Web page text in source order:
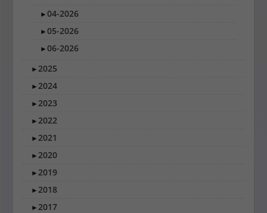
►04-2026
►05-2026
►06-2026
►2025
►2024
►2023
►2022
►2021
►2020
►2019
►2018
►2017